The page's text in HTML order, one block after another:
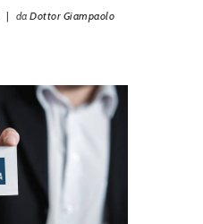
| da Dottor Giampaolo